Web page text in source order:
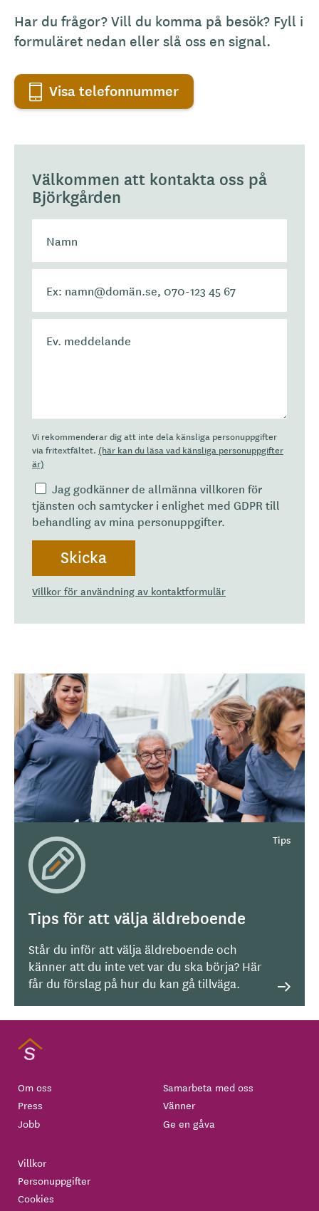
Har du frågor? Vill du komma på besök? Fyll i
formuläret nedan eller slå oss en signal.
Visa telefonnummer
Välkommen att kontakta oss på
Björkgården
Vi rekommenderar dig att inte dela känsliga personuppgifter
via fritextfältet. (här kan du läsa vad känsliga personuppgifter
är)
Jag godkänner de allmänna villkoren för
tjänsten och samtycker i enlighet med GDPR till
behandling av mina personuppgifter.
Villkor för användning av kontaktformulär
Tips för att välja äldreboende
Står du inför att välja äldreboende och
känner att du inte vet var du ska börja? Här
får du förslag på hur du kan gå tillväga.
Om oss
Press
Jobb
Samarbeta med oss
Vänner
Ge en gåva
Villkor
Personuppgifter
Cookies